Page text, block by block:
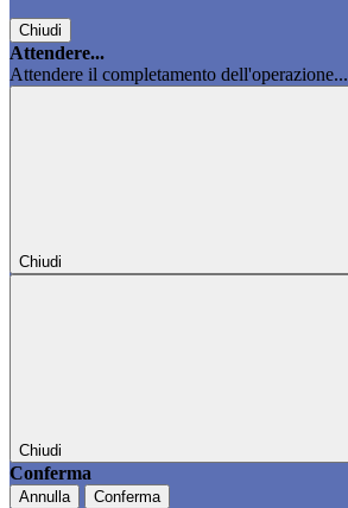
Chiudi
Attendere...
Attendere il completamento dell'operazione...
Chiudi
Chiudi
Conferma
Annulla Conferma